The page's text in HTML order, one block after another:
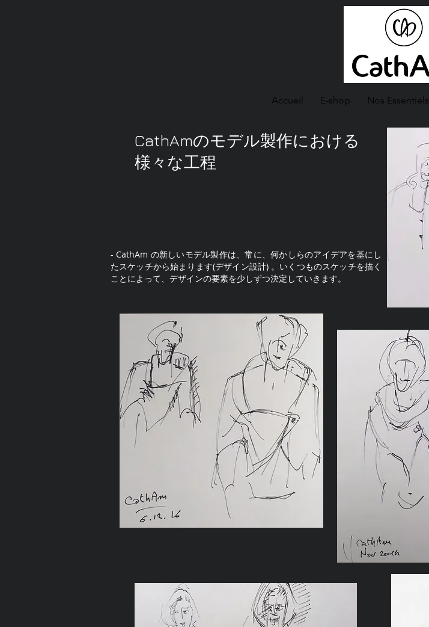
Accueil E-shop Nos Essentiels
- CathAm の新しいモデル製作は、常に、何かしらのアイデアを基にし
たスケッチから始まります(デザイン設計) 。いくつものスケッチを描く
ことによって、デザインの要素を少しずつ決定していきます。
CathAmのモデル製作における
様々な工程